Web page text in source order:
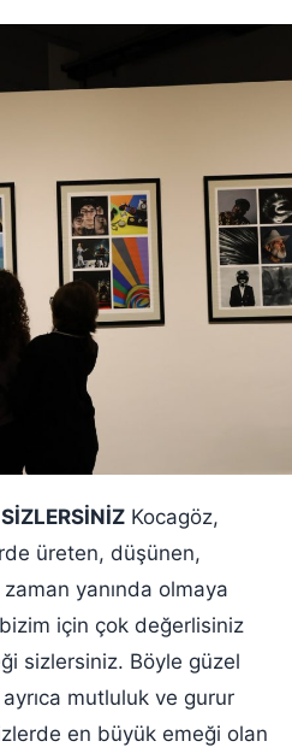
Kocagöz,
üreten, düşünen,
yanında olmaya
için çok değerlisiniz
sizlersiniz. Böyle güzel
mutluluk ve gurur
en büyük emeği olan